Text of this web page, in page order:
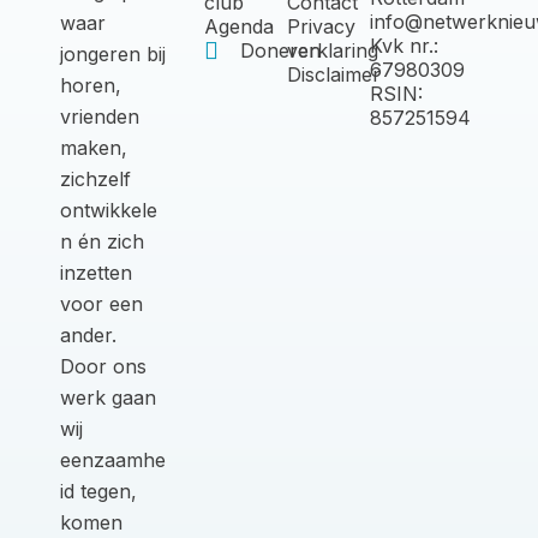
waar
jongeren bij
horen,
vrienden
maken,
zichzelf
ontwikkele
n én zich
inzetten
voor een
ander.
Door ons
werk gaan
wij
eenzaamhe
id tegen,
komen
Agenda
Doneren
Privacy
verklaring
Disclaimer
Kvk nr.:
67980309
RSIN:
857251594